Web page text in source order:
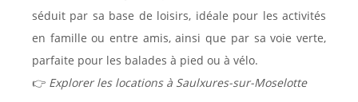
séduit par sa base de loisirs, idéale pour les activités
en famille ou entre amis, ainsi que par sa voie verte,
parfaite pour les balades à pied ou à vélo.
👉 Explorer les locations à Saulxures-sur-Moselotte